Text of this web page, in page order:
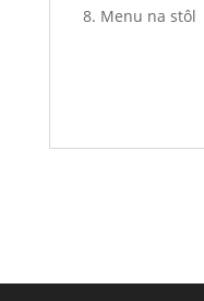
Menu na stôl